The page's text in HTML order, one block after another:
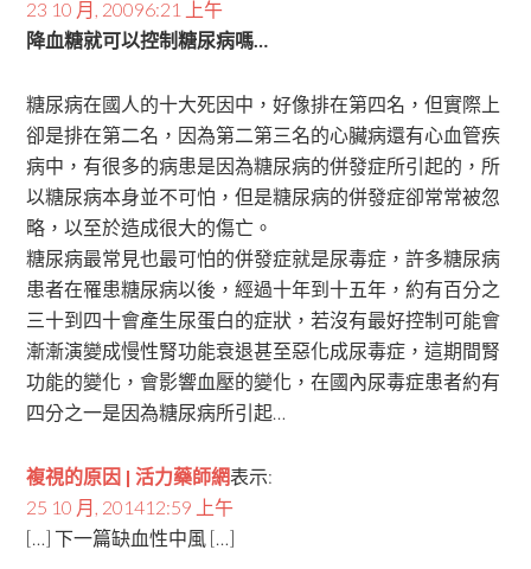
23 10 月, 20096:21 上午
降血糖就可以控制糖尿病嗎…
糖尿病在國人的十大死因中，好像排在第四名，但實際上
卻是排在第二名，因為第二第三名的心臟病還有心血管疾
病中，有很多的病患是因為糖尿病的併發症所引起的，所
以糖尿病本身並不可怕，但是糖尿病的併發症卻常常被忽
略，以至於造成很大的傷亡。
糖尿病最常見也最可怕的併發症就是尿毒症，許多糖尿病
患者在罹患糖尿病以後，經過十年到十五年，約有百分之
三十到四十會產生尿蛋白的症狀，若沒有最好控制可能會
漸漸演變成慢性腎功能衰退甚至惡化成尿毒症，這期間腎
功能的變化，會影響血壓的變化，在國內尿毒症患者約有
四分之一是因為糖尿病所引起…
複視的原因 | 活力藥師網表示:
25 10 月, 201412:59 上午
[…] 下一篇缺血性中風 […]